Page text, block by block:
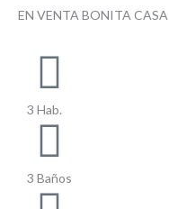
EN VENTA BONITA CASA
3 Hab.
3 Baños